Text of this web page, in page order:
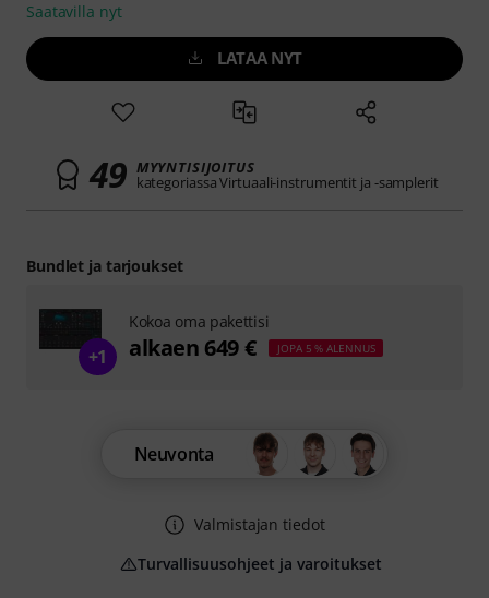
Saatavilla nyt
LATAA NYT
49 MYYNTISIJOITUS
kategoriassa Virtuaali-instrumentit ja -samplerit
Neuvonta
Valmistajan tiedot
Turvallisuusohjeet ja varoitukset
Bundlet ja tarjoukset
+1
Kokoa oma pakettisi
alkaen 649 € JOPA 5 % ALENNUS